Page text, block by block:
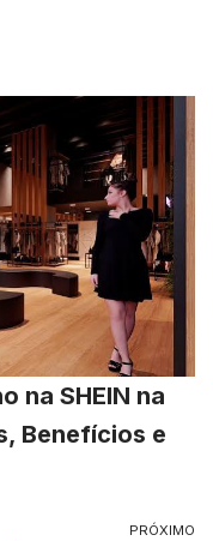
na SHEIN na
Benefícios e
PRÓXIMO